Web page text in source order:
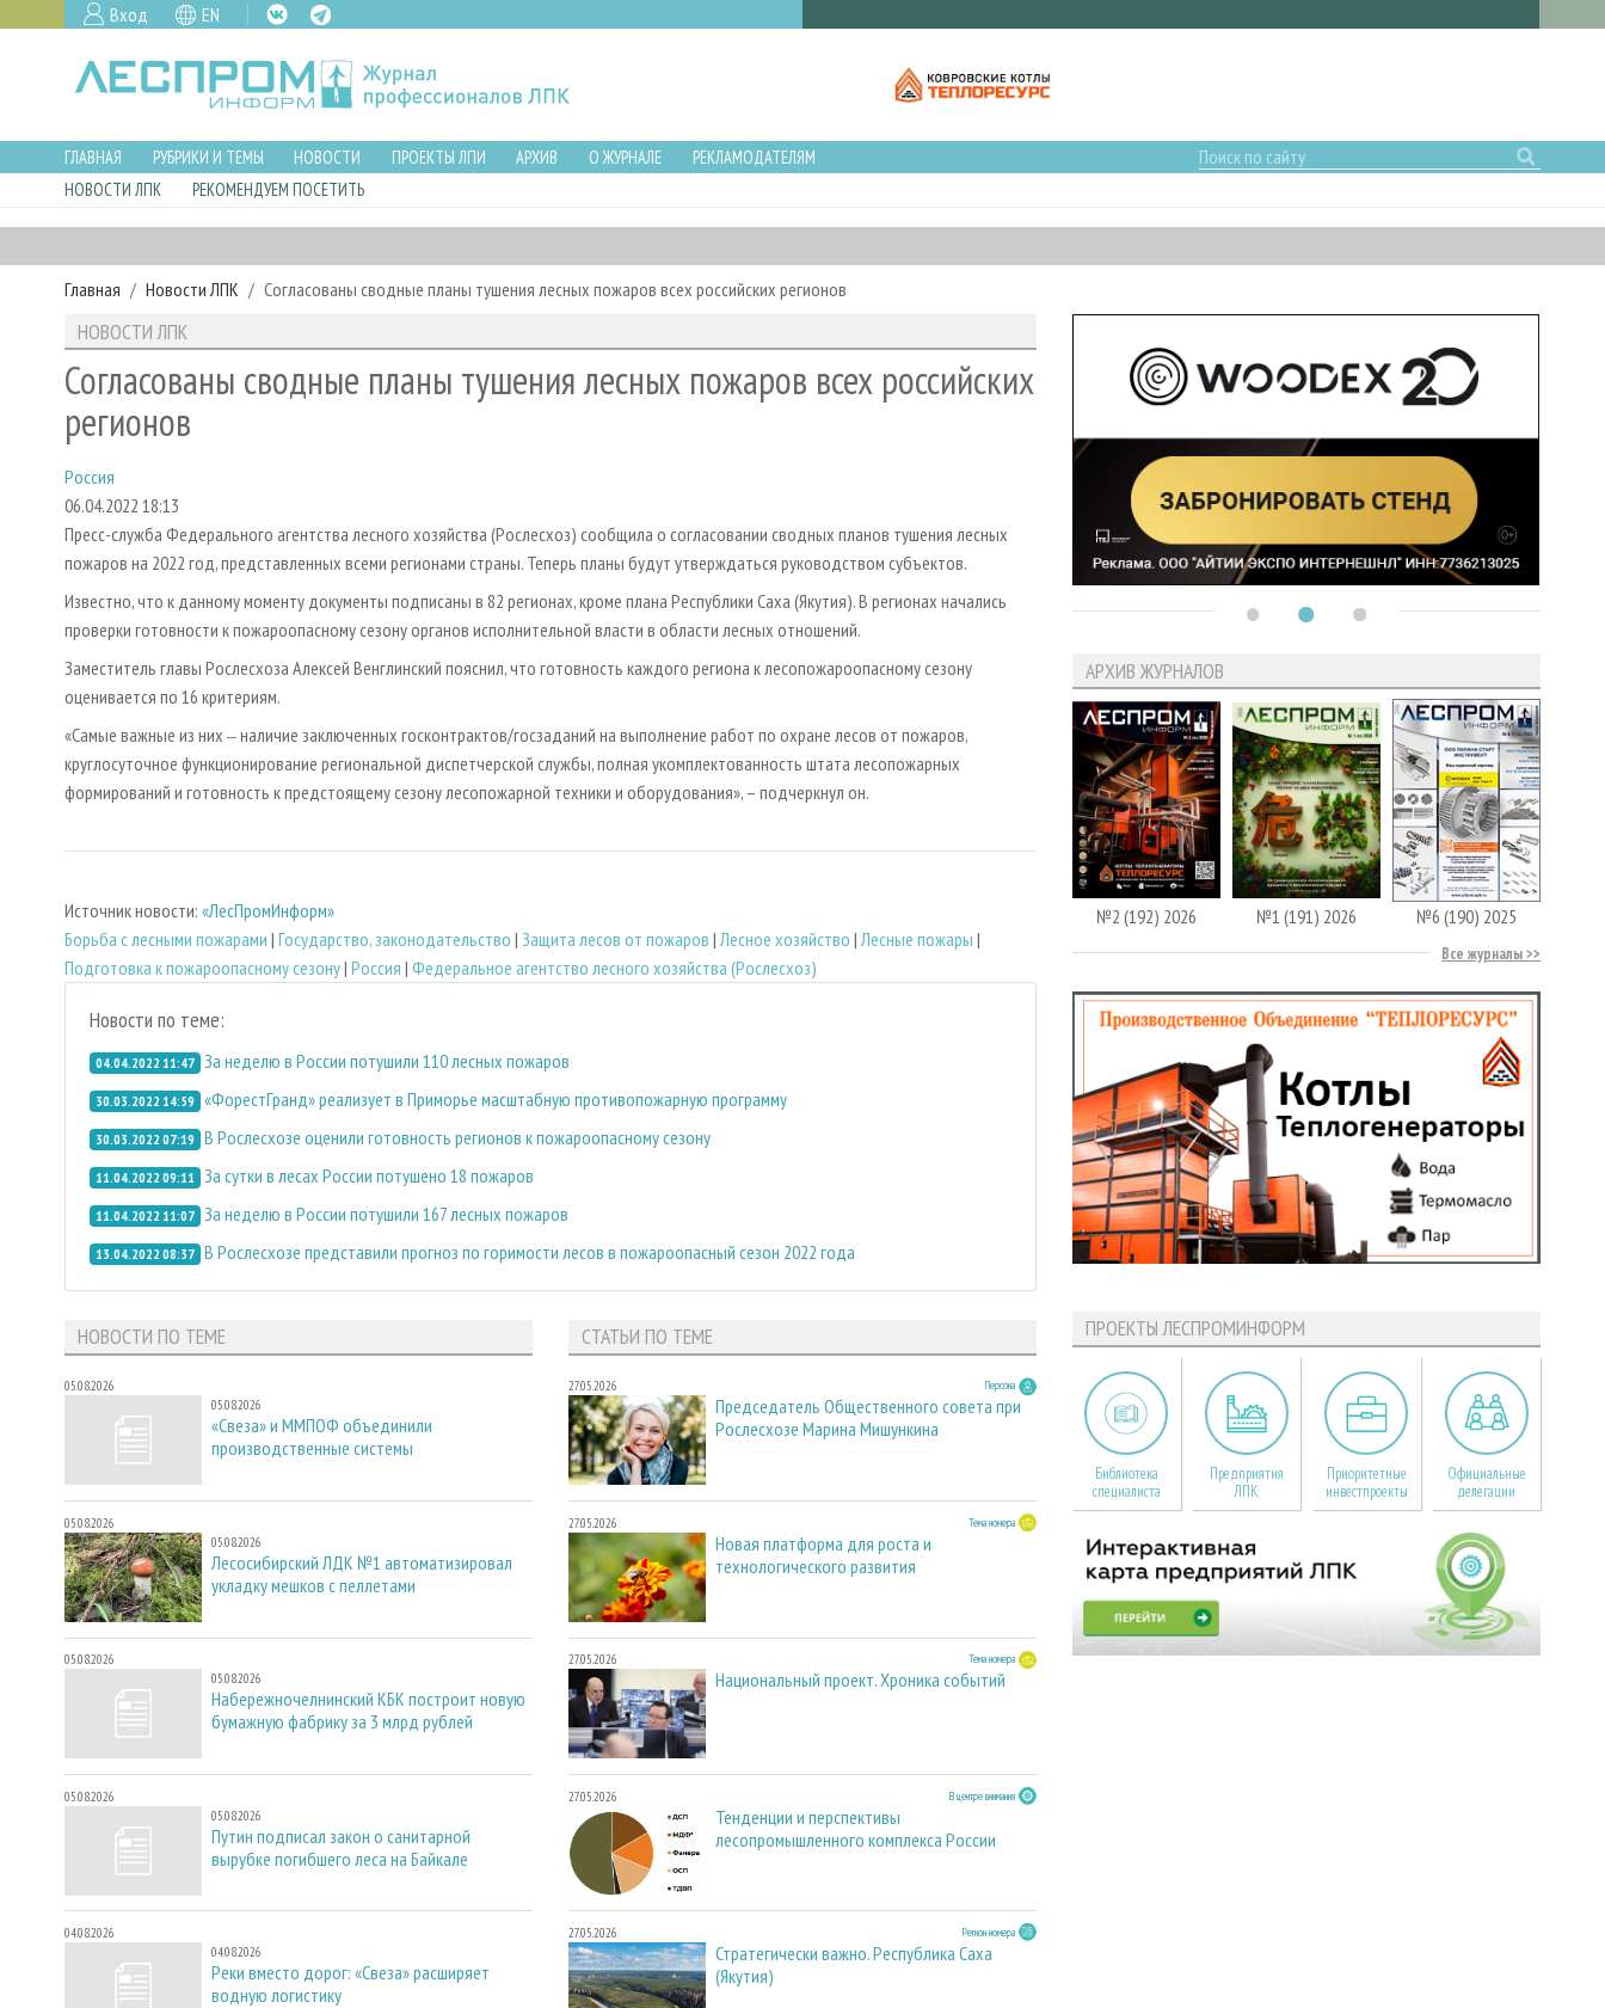
Вход EN
ГЛАВНАЯ РУБРИКИ И ТЕМЫ НОВОСТИ ПРОЕКТЫ ЛПИ АРХИВ О ЖУРНАЛЕ
РЕКЛАМОДАТЕЛЯМ
НОВОСТИ ЛПК
РЕКОМЕНДУЕМ ПОСЕТИТЬ
Главная Новости ЛПК Согласованы сводные планы тушения лесных пожаров всех российских регионов
НОВОСТИ ЛПК
Согласованы сводные планы тушения лесных пожаров всех российских
регионов
Россия
06.04.2022 18:13
Пресс-служба Федерального агентства лесного хозяйства (Рослесхоз) сообщила о согласовании сводных планов тушения лесных
пожаров на 2022 год, представленных всеми регионами страны. Теперь планы будут утверждаться руководством субъектов.
Известно, что к данному моменту документы подписаны в 82 регионах, кроме плана Республики Саха (Якутия). В регионах начались
проверки готовности к пожароопасному сезону органов исполнительной власти в области лесных отношений.
Заместитель главы Рослесхоза Алексей Венглинский пояснил, что готовность каждого региона к лесопожароопасному сезону
оценивается по 16 критериям.
«Самые важные из них ‒ наличие заключенных госконтрактов/госзаданий на выполнение работ по охране лесов от пожаров,
круглосуточное функционирование региональной диспетчерской службы, полная укомплектованность штата лесопожарных
формирований и готовность к предстоящему сезону лесопожарной техники и оборудования», – подчеркнул он.
Источник новости: «ЛесПромИнформ»
Борьба с лесными пожарами | Государство, законодательство | Защита лесов от пожаров | Лесное хозяйство | Лесные пожары |
Подготовка к пожароопасному сезону| Россия | Федеральное агентство лесного хозяйства (Рослесхоз)
Новости по теме:
04.04.2022 11:47 За неделю в России потушили 110 лесных пожаров
30.03.2022 14:59 «ФорестГранд» реализует в Приморье масштабную противопожарную программу
30.03.2022 07:19 В Рослесхозе оценили готовность регионов к пожароопасному сезону
11.04.2022 09:11 За сутки в лесах России потушено 18 пожаров
11.04.2022 11:07 За неделю в России потушили 167 лесных пожаров
13.04.2022 08:37 В Рослесхозе представили прогноз по горимости лесов в пожароопасный сезон 2022 года
НОВОСТИ ПО ТЕМЕ
05.08.2026
05.08.2026
«Свеза» и ММПОФ объединили
производственные системы
05.08.2026
05.08.2026
Лесосибирский ЛДК №1 автоматизировал
укладку мешков с пеллетами
05.08.2026
05.08.2026
Набережночелнинский КБК построит новую
бумажную фабрику за 3 млрд рублей
05.08.2026
05.08.2026
Путин подписал закон о санитарной
вырубке погибшего леса на Байкале
04.08.2026
04.08.2026
Реки вместо дорог: «Свеза» расширяет
водную логистику
СТАТЬИ ПО ТЕМЕ
27.05.2026 Персона
Председатель Общественного совета при
Рослесхозе Марина Мишункина
27.05.2026 Тема номера
Новая платформа для роста и
технологического развития
27.05.2026 Тема номера
Национальный проект. Хроника событий
27.05.2026 В центре внимания
Тенденции и перспективы
лесопромышленного комплекса России
27.05.2026 Регион номера
Стратегически важно. Республика Саха
(Якутия)
АРХИВ ЖУРНАЛОВ
№2 (192) 2026 №1 (191) 2026 №6 (190) 2025
Все журналы
ПРОЕКТЫ ЛЕСПРОМИНФОРМ
Библиотека
специалиста
Предприятия
ЛПК
Приоритетные
инвестпроекты
Официальные
делегации